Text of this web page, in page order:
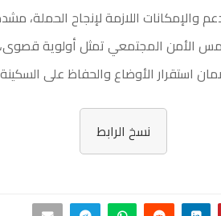
والإمكانات اللازمة لإنجاح الحملة،
الأمن المجتمعي تمثل أولوية
استقرار الأوضاع والحفاظ على
نسخ الرابط